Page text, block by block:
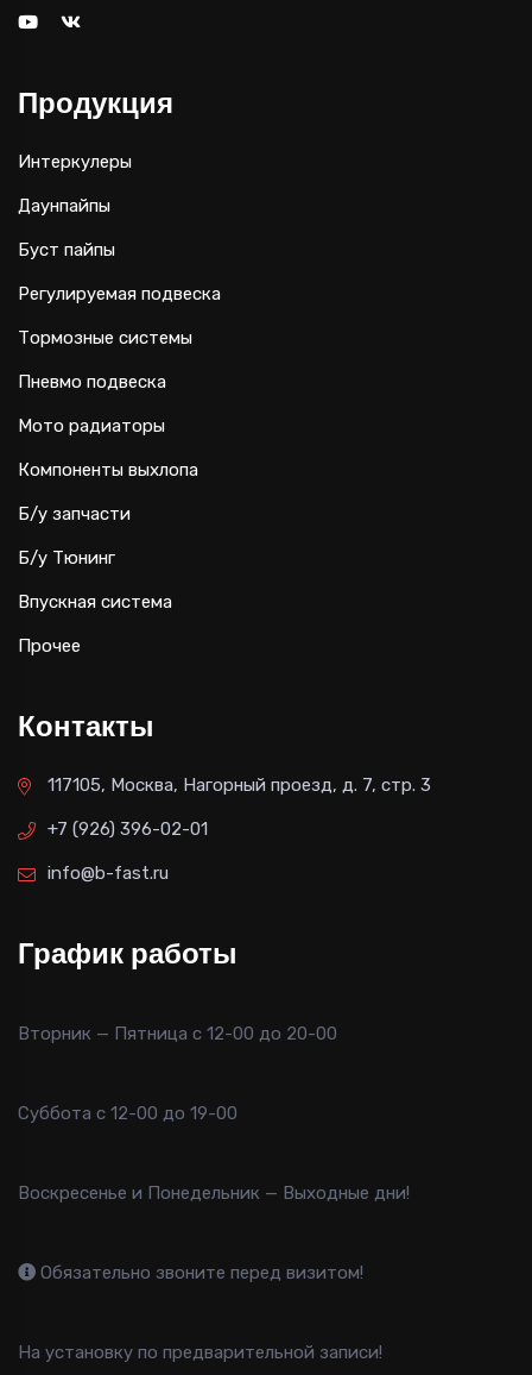
Продукция
Интеркулеры
Даунпайпы
Буст пайпы
Регулируемая подвеска
Тормозные системы
Пневмо подвеска
Мото радиаторы
Компоненты выхлопа
Б/у запчасти
Б/у Тюнинг
Впускная система
Прочее
Контакты
117105, Москва, Нагорный проезд, д. 7, стр. 3
+7 (926) 396-02-01
info@b-fast.ru
График работы
Вторник — Пятница с 12-00 до 20-00
Суббота с 12-00 до 19-00
Воскресенье и Понедельник — Выходные дни!
Обязательно звоните перед визитом!
На установку по предварительной записи!